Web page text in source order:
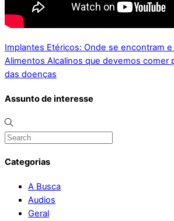
Implantes Etéricos: Onde se encontram
Alimentos Alcalinos que devemos comer
das doenças
Assunto de interesse
Categorias
A Busca
Audios
Geral